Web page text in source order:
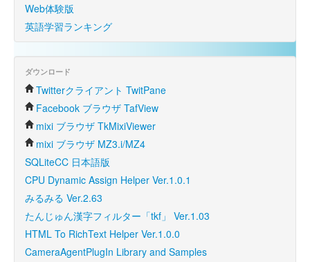
Web体験版
英語学習ランキング
ダウンロード
Twitterクライアント TwitPane
Facebook ブラウザ TafView
mixi ブラウザ TkMixiViewer
mixi ブラウザ MZ3.i/MZ4
SQLiteCC 日本語版
CPU Dynamic Assign Helper Ver.1.0.1
みるみる Ver.2.63
たんじゅん漢字フィルター「tkf」 Ver.1.03
HTML To RichText Helper Ver.1.0.0
CameraAgentPlugIn Library and Samples